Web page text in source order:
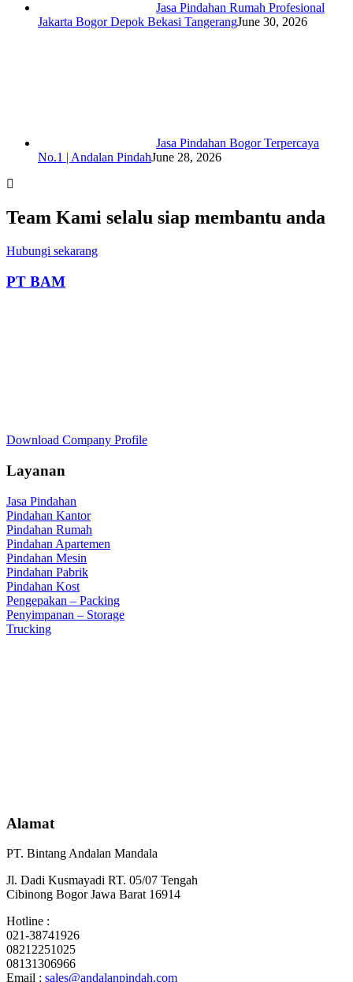
Jasa Pindahan Rumah Profesional
Jakarta Bogor Depok Bekasi TangerangJune 30, 2026
Jasa Pindahan Bogor Terpercaya
No.1 | Andalan PindahJune 28, 2026
Team Kami selalu siap membantu anda
Hubungi sekarang
PT BAM
Download Company Profile
Layanan
Jasa Pindahan
Pindahan Kantor
Pindahan Rumah
Pindahan Apartemen
Pindahan Mesin
Pindahan Pabrik
Pindahan Kost
Pengepakan – Packing
Penyimpanan – Storage
Trucking
Alamat
PT. Bintang Andalan Mandala
Jl. Dadi Kusmayadi RT. 05/07 Tengah
Cibinong Bogor Jawa Barat 16914
Hotline :
021-38741926
08212251025
08131306966
Email : sales@andalanpindah.com